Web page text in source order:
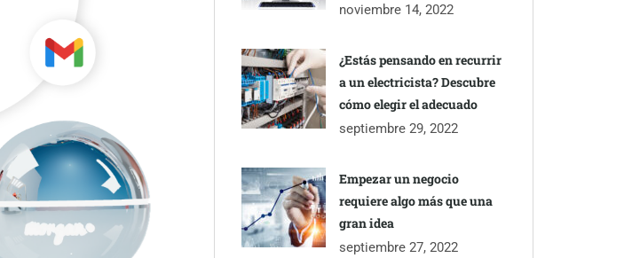
noviembre 14, 2022
¿Estás pensando en recurrir
a un electricista? Descubre
cómo elegir el adecuado
septiembre 29, 2022
Empezar un negocio
requiere algo más que una
gran idea
septiembre 27, 2022